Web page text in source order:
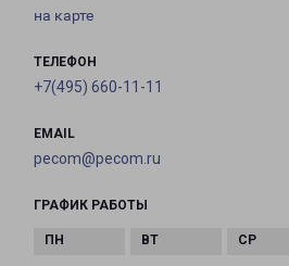
на карте
ТЕЛЕФОН
+7(495) 660-11-11
EMAIL
pecom@pecom.ru
ГРАФИК РАБОТЫ